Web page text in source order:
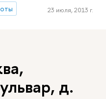
23 июля, 2013 г.
д.